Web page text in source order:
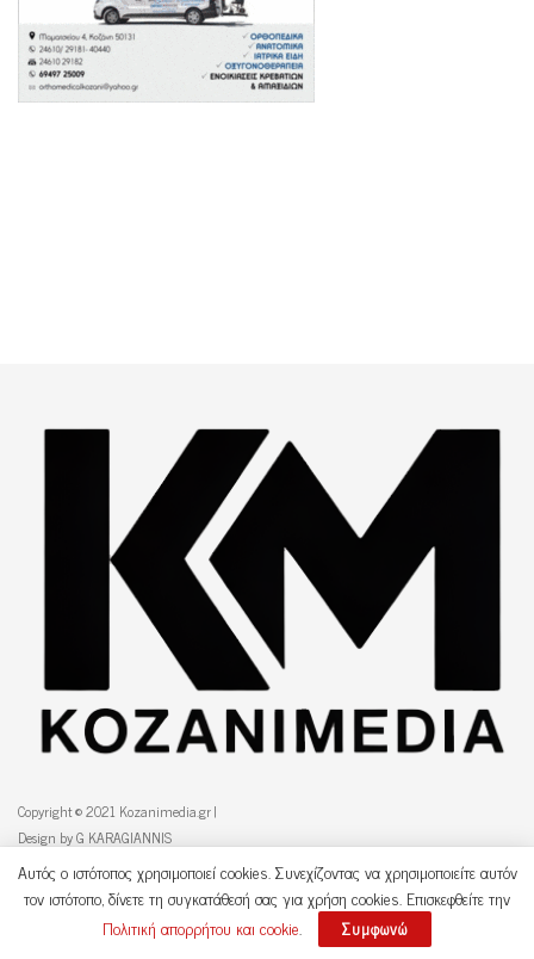
Copyright © 2021 Kozanimedia.gr |
Design by G KARAGIANNIS
Περιφερειακές και δημοτικές εκλογές 2023
Προσωπικά Δεδομένα
Αυτός ο ιστότοπος χρησιμοποιεί cookies. Συνεχίζοντας να χρησιμοποιείτε αυτόν
τον ιστότοπο, δίνετε τη συγκατάθεσή σας για χρήση cookies. Επισκεφθείτε την
Πολιτική απορρήτου και cookie. Συμφωνώ